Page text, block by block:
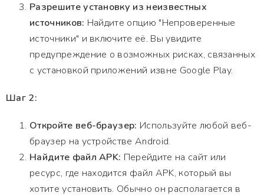
Разрешите установку из неизвестных
источников: Найдите опцию "Непроверенные
источники" и включите её. Вы увидите
предупреждение о возможных рисках, связанных
с установкой приложений извне Google Play.
Шаг 2:
Откройте веб-браузер: Используйте любой веб-
браузер на устройстве Android.
Найдите файл APK: Перейдите на сайт или
ресурс, где находится файл APK, который вы
хотите установить. Обычно он располагается в